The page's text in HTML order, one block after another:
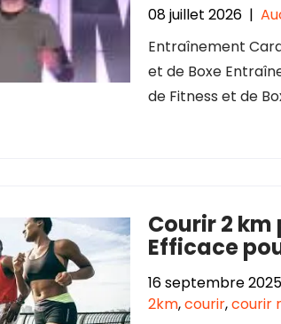
08 juillet 2026 |
Entraînement
et de Boxe
de Fitness et de
Courir 2 km
Efficace
16 septembre 2025
2km,courir,courir